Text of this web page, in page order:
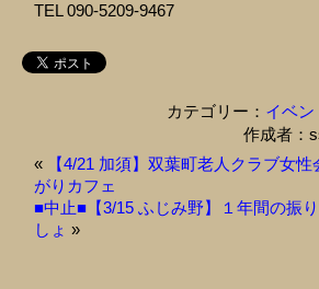
TEL 090-5209-9467
カテゴリー： イベン
作成者：
«
【4/21 加須】双葉町老人クラブ女
がりカフェ
■中止■【3/15 ふじみ野】１年間の振
しょ »